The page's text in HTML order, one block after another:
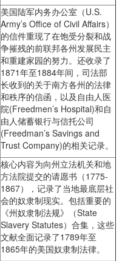
美国陆军内务办公室（U.S.
Army’s Office of Civil Affairs）
的信件重现了在饱受分裂和战
争摧残的前联邦各州发展民主
和重建家园的努力。还收录了
1871年至1884年间，司法部
长收到的关于南方各州的法律
和秩序的信函，以及自由人医
院(Freedmen’s Hospital)和自
由人储蓄银行与信托公司
(Freedman’s Savings and
Trust Company)的相关记录。
核心内容为向州立法机关和地
方法院提交的请愿书（1775-
1867），记录了当地最底层社
会的奴隶制现实。包括重要的
《州奴隶制法规》（State
Slavery Statutes）合集，这些
文献全面记录了1789年至
1865年的美国奴隶制法律。